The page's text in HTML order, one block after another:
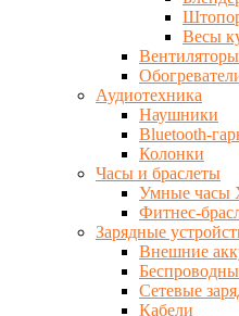
Весы
Аудиотехника
Наушники
Bluetooth-
Колонки
Часы и браслеты
Умные часы
Фитнес-
Зарядные
Внешние
Сетевые
Кабели